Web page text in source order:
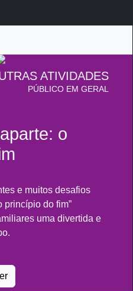
ATIVIDADES
PÚBLICO EM GERAL
o
e muitos desafios
princípio do fim”
uma divertida e